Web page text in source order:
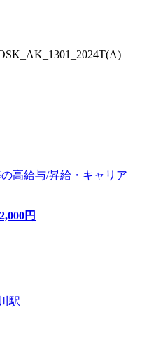
高給与/昇給・キャリア
2,000円
駅